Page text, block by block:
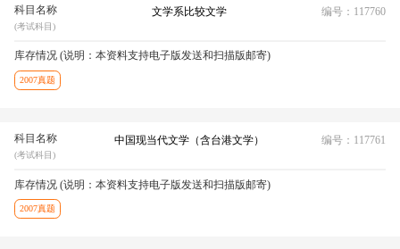
科目名称
(考试科目)
文学系比较文学 编号：117760
库存情况 (说明：本资料支持电子版发送和扫描版邮寄)
2007真题
科目名称
(考试科目)
中国现当代文学（含台港文学） 编号：117761
库存情况 (说明：本资料支持电子版发送和扫描版邮寄)
2007真题